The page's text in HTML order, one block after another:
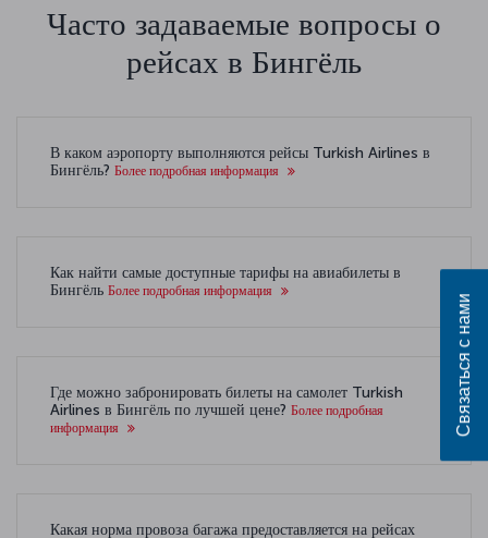
Часто задаваемые вопросы о
рейсах в Бингёль
В каком аэропорту выполняются рейсы Turkish Airlines в
Бингёль? Более подробная информация
Как найти самые доступные тарифы на авиабилеты в
Бингёль Более подробная информация
Где можно забронировать билеты на самолет Turkish
Airlines в Бингёль по лучшей цене? Более подробная
информация
Какая норма провоза багажа предоставляется на рейсах
Связаться с нами